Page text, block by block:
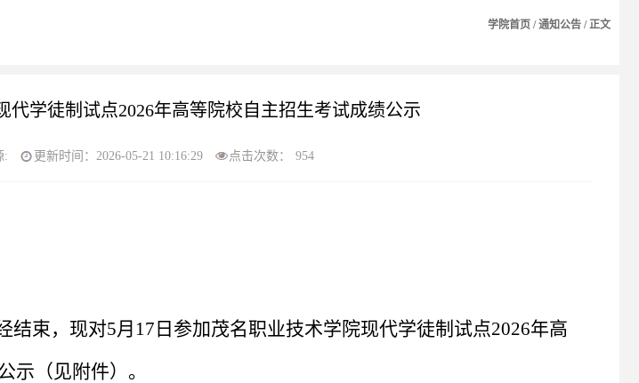
学院首页 /通知公告 / 正文
代学徒制试点2026年高等院校自主招生考试成绩公示
: 更新时间：2026-05-21 10:16:29 点击次数： 954
结束，现对5月 17 日参加茂名职业技术学院现代学徒制试点2026年高
示（见附件）。